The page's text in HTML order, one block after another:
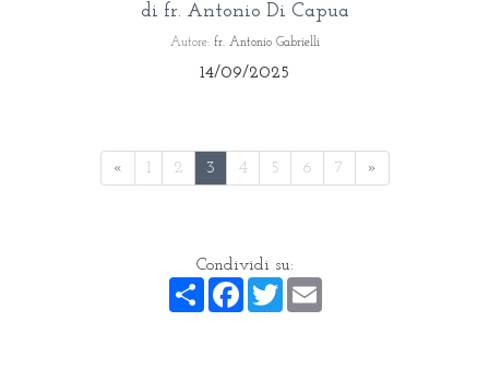
di fr. Antonio Di Capua
Autore: fr. Antonio Gabrielli
14/09/2025
« 1 2 3 4 5 6 7 »
Condividi su:
Share Facebook
Twitter